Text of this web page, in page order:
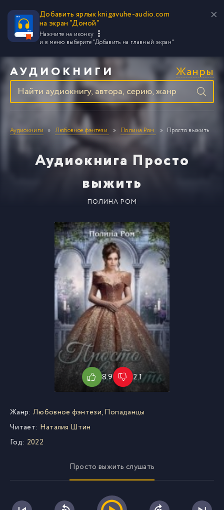
Добавить ярлык knigavuhe-audio.com
на экран "Домой"
Нажмите на иконку
и в меню выберите "Добавить на главный экран"
АУДИОКНИГИ Жанры
Аудиокниги Любовное фэнтези Полина Ром Просто выжить
Аудиокнига Просто
выжить
ПОЛИНА РОМ
8.9 2.1
Жанр: Любовное фэнтези,Попаданцы
Читает: Наталия Штин
Год: 2022
Просто выжить слушать